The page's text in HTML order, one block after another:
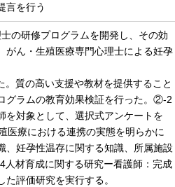
言を行う
の研修プログラムを開発し、その効
がん・生殖医療専門心理士による妊孕
質の高い支援や教材を提供すること
グラムの教育効果検証を行った。②-2
を対象として、選択式アンケートを
療における連携の実態を明らかに
、妊孕性温存に関する知識、所属施設
材育成に関する研究ー看護師：完成
評価研究を実行する。